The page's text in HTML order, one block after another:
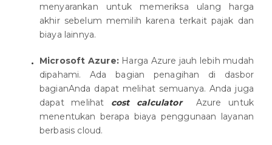
menyarankan untuk memeriksa ulang harga
akhir sebelum memilih karena terkait pajak dan
biaya lainnya.
Microsoft Azure:Harga Azure jauh lebih mudah
dipahami. Ada bagian penagihan di dasbor
bagianAnda dapat melihat semuanya. Anda juga
dapat melihat cost calculatorAzure untuk
menentukan berapa biaya penggunaan layanan
berbasis cloud.